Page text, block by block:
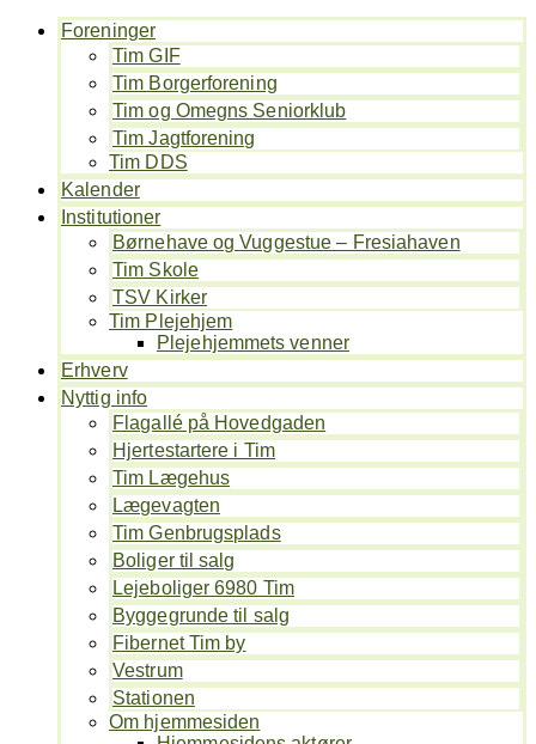
Foreninger
Tim GIF
Tim Borgerforening
Tim og Omegns Seniorklub
Tim Jagtforening
Tim DDS
Kalender
Institutioner
Børnehave og Vuggestue – Fresiahaven
Tim Skole
TSV Kirker
Tim Plejehjem
Plejehjemmets venner
Erhverv
Nyttig info
Flagallé på Hovedgaden
Hjertestartere i Tim
Tim Lægehus
Lægevagten
Tim Genbrugsplads
Boliger til salg
Lejeboliger 6980 Tim
Byggegrunde til salg
Fibernet Tim by
Vestrum
Stationen
Om hjemmesiden